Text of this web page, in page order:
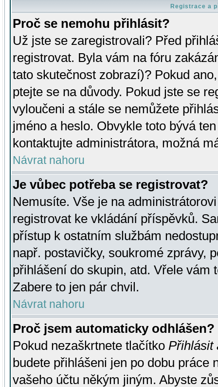
Registrace a
Proč se nemohu přihlásit?
Už jste se zaregistrovali? Před
registrovat. Byla vám na fóru
tato skutečnost zobrazí)? Pokud
ptejte se na důvody. Pokud jste se
vyloučeni a stále se nemůžete
jméno a heslo. Obvykle toto bývá
kontaktujte administrátora, možná
Návrat nahoru
Je vůbec potřeba se registrovat?
Nemusíte. Vše je na
registrovat ke vkládání příspěvků.
přístup k ostatním službám
např. postavičky, soukromé zprávy,
přihlášení do skupin, atd. Vřele vám
Zabere to jen pár chvil.
Návrat nahoru
Proč jsem automaticky odhlášen?
Pokud nezaškrtnete tlačítko Přihlásit
budete přihlášeni jen po dobu práce
vašeho účtu někým jiným. Abyste